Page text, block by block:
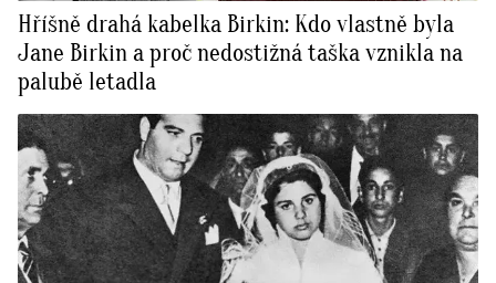
Hříšně drahá kabelka Birkin: Kdo vlastně byla
Jane Birkin a proč nedostižná taška vznikla na
palubě letadla